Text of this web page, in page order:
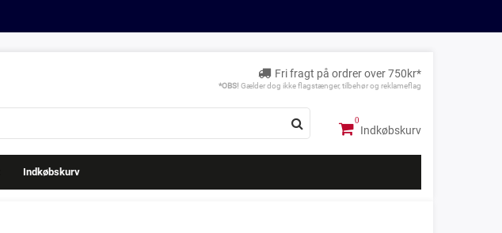
Fri fragt på ordrer over 750kr*
*OBS! Gælder dog ikke flagstænger, tilbehør og reklameflag
Indkøbskurv
Indkøbskurv